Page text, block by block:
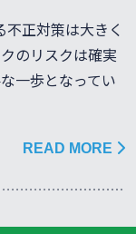
正対策は大きく
のリスクは確実
一歩となってい
READ MORE